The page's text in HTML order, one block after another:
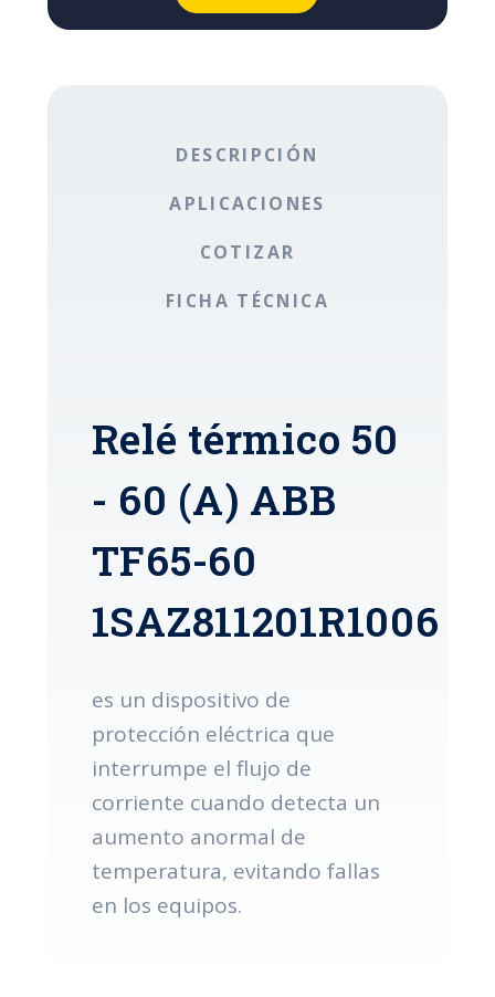
DESCRIPCIÓN
APLICACIONES
COTIZAR
FICHA TÉCNICA
Relé térmico 50
- 60 (A) ABB
TF65-60
1SAZ811201R1006
es un dispositivo de
protección eléctrica que
interrumpe el flujo de
corriente cuando detecta un
aumento anormal de
temperatura, evitando fallas
en los equipos.